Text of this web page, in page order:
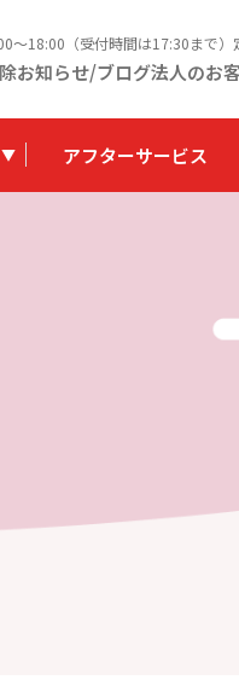
〜18:00（受付時間は17:30まで
お知らせ/ブログ法人のお
アフターサービス